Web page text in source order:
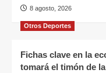
8 agosto, 2026
Otros Deportes
Fichas clave en la
tomará el timón de